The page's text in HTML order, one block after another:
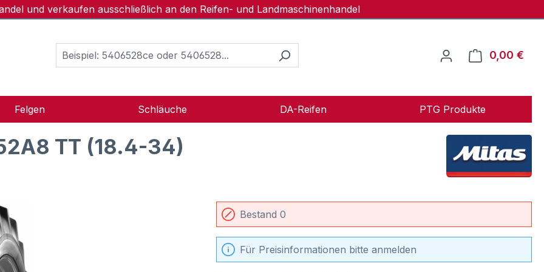
und verkaufen ausschließlich an den Reifen- und Landmaschinenhandel
0,00 €
Felgen Schläuche DA-Reifen PTG Produkte
TT (18.4-34)
Bestand 0
Für Preisinformationen bitte anmelden